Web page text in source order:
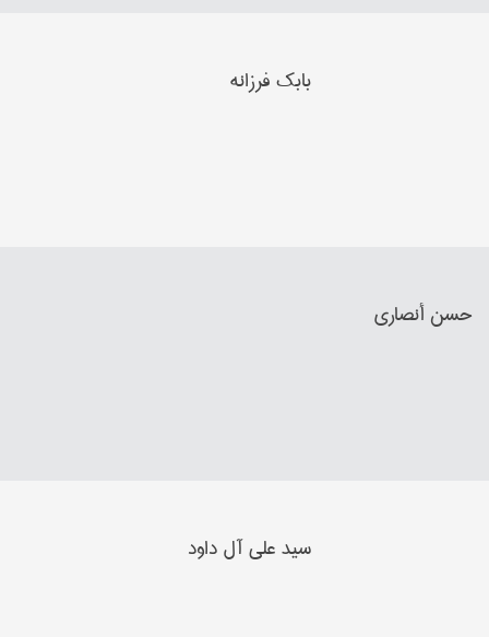
بابک فرزانه
حسن أنصاري
سید علي آل داود